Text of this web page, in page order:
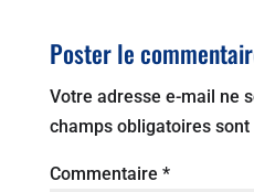
Poster le
Votre adresse e-mail ne
champs obligatoires
Commentaire *